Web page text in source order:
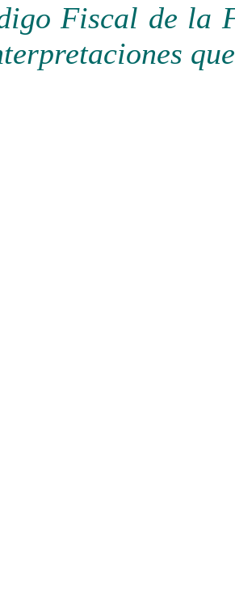
Fiscal de la